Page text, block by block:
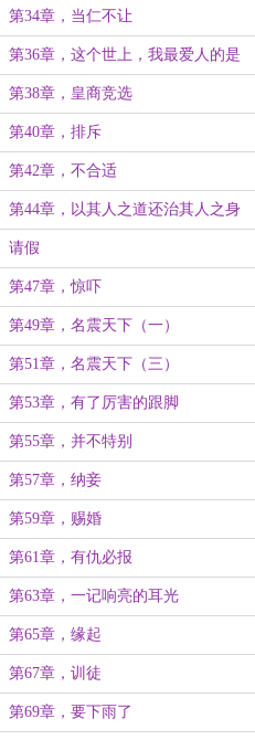
第34章，当仁不让
第36章，这个世上，我最爱人的是
我
第38章，皇商竞选
第40章，排斥
第42章，不合适
第44章，以其人之道还治其人之身
请假
第47章，惊吓
第49章，名震天下（一）
第51章，名震天下（三）
第53章，有了厉害的跟脚
第55章，并不特别
第57章，纳妾
第59章，赐婚
第61章，有仇必报
第63章，一记响亮的耳光
第65章，缘起
第67章，训徒
第69章，要下雨了